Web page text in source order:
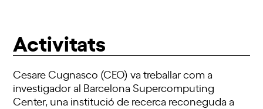
Activitats
Cesare Cugnasco (CEO) va treballar com a
investigador al Barcelona Supercomputing
Center, una institució de recerca reconeguda a